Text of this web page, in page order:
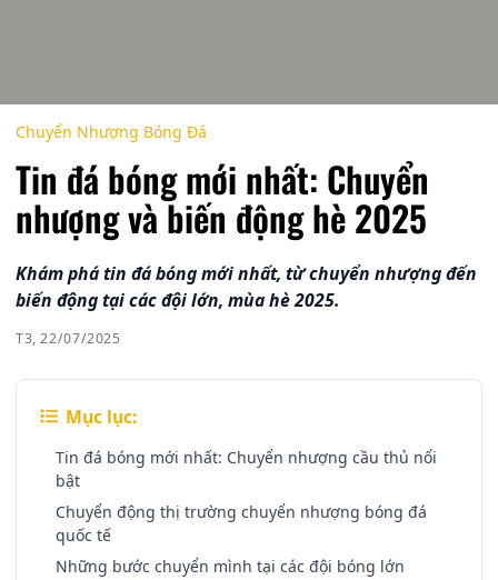
Chuyển Nhượng Bóng Đá
Tin đá bóng mới nhất: Chuyển
nhượng và biến động hè 2025
Khám phá tin đá bóng mới nhất, từ chuyển nhượng đến
biến động tại các đội lớn, mùa hè 2025.
T3, 22/07/2025
Mục lục:
Tin đá bóng mới nhất: Chuyển nhượng cầu thủ nổi
bật
Chuyển động thị trường chuyển nhượng bóng đá
quốc tế
Những bước chuyển mình tại các đội bóng lớn